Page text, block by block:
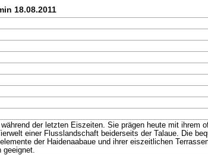
18.08.2011
der letzten Eiszeiten. Sie prägen heute mit ihrem
einer Flusslandschaft beiderseits der Talaue. Die
der Haidenaabaue und ihrer eiszeitlichen
geeignet.